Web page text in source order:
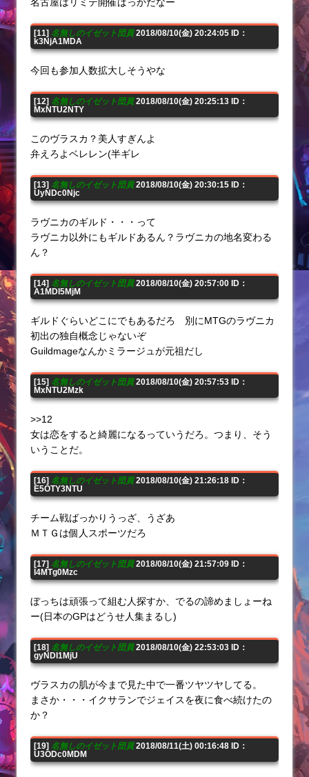
[11] 名無しのイゼット団員2018/08/10(金) 20:24:05 ID：
k3NjA1MDA
今回も参加人数拡大しそうやな
[12] 名無しのイゼット団員2018/08/10(金) 20:25:13 ID：
MxNTU2NTY
このヴラスカ？美人すぎんよ
弁えろよベレレン(半ギレ
[13] 名無しのイゼット団員2018/08/10(金) 20:30:15 ID：
UyNDc0Njc
ラヴニカのギルド・・・って
ラヴニカ以外にもギルドあるん？ラヴニカの地名変わる
ん？
[14] 名無しのイゼット団員2018/08/10(金) 20:57:00 ID：
A1MDI5MjM
ギルドぐらいどこにでもあるだろ 別にMTGのラヴニカ
初出の独自概念じゃないぞ
Guildmageなんかミラージュが元祖だし
[15] 名無しのイゼット団員2018/08/10(金) 20:57:53 ID：
MxNTU2Mzk
>>12
女は恋をすると綺麗になるっていうだろ。つまり、そう
いうことだ。
[16] 名無しのイゼット団員2018/08/10(金) 21:26:18 ID：
E5OTY3NTU
チーム戦ばっかりうっざ、うざあ
ＭＴＧは個人スポーツだろ
[17] 名無しのイゼット団員2018/08/10(金) 21:57:09 ID：
I4MTg0Mzc
ぼっちは頑張って組む人探すか、でるの諦めましょーね
ー(日本のGPはどうせ人集まるし)
[18] 名無しのイゼット団員2018/08/10(金) 22:53:03 ID：
gyNDI1MjU
ヴラスカの肌が今まで見た中で一番ツヤツヤしてる。
まさか・・・イクサランでジェイスを夜に食べ続けたの
か？
[19] 名無しのイゼット団員2018/08/11(土) 00:16:48 ID：
U3ODc0MDM